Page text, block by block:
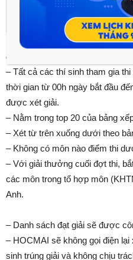
c.Thời gian trao giải
– Tất cả các thí sinh tham gia
thời gian từ 00h ngày bắt đầu
được xét giải.
– Nằm trong top 20 của bảng
– Xét từ trên xuống dưới theo
– Không có môn nào điểm thi
– Với giải thưởng cuối đợt thi,
các môn trong tổ hợp môn
Anh.
– Danh sách đạt giải sẽ được
– HOCMAI sẽ không gọi điện
sinh trúng giải và không chịu